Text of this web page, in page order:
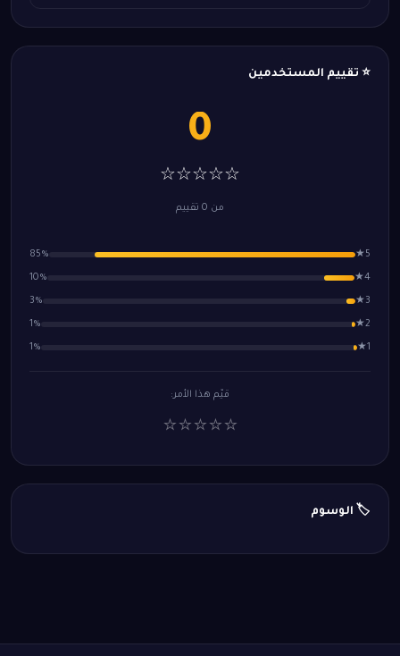
⭐ تقييم المستخدمين
0
☆☆☆☆☆
من 0 تقييم
5★
85%
4★
10%
3★
3%
2★
1%
1★
1%
قيّم هذا الأمر:
⭐
⭐
⭐
⭐
⭐
🏷️ الوسوم